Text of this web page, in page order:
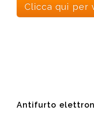
Clicca qui per
Antifurto